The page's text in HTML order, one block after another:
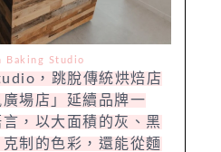
Baking Studio
，跳脫傳統烘焙店
場店」延續品牌一
，以大面積的灰、黑
制的色彩，還能從麵